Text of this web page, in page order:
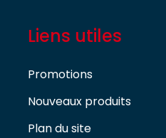
Liens utiles
Promotions
Nouveaux produits
Plan du site